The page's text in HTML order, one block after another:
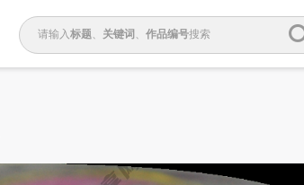
请输入标题、 关键词 、 作品编号搜索